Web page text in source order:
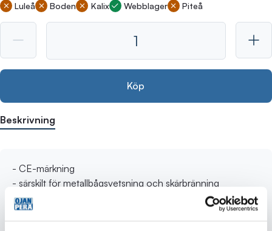
Luleå Boden Kalix Webblager Piteå
Köp
Beskrivning
- CE-märkning
- särskilt för metallbågsvetsning och skärbränning
- kan även användas som slipningsskydd
- fast UV-filter som trots sin ljusa färg skyddar både